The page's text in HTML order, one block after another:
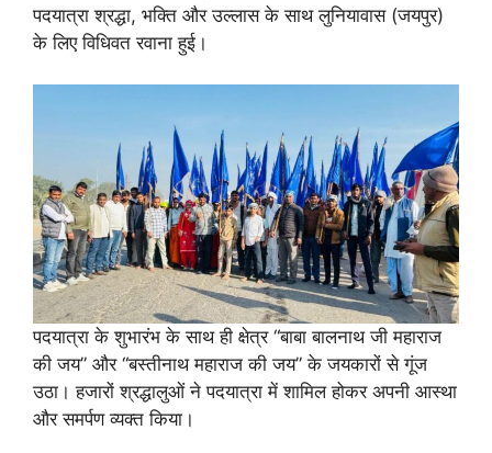
पदयात्रा श्रद्धा, भक्ति और उल्लास के साथ लुनियावास (जयपुर)
के लिए विधिवत रवाना हुई।
पदयात्रा के शुभारंभ के साथ ही क्षेत्र “बाबा बालनाथ जी महाराज
की जय” और “बस्तीनाथ महाराज की जय” के जयकारों से गूंज
उठा। हजारों श्रद्धालुओं ने पदयात्रा में शामिल होकर अपनी आस्था
और समर्पण व्यक्त किया।